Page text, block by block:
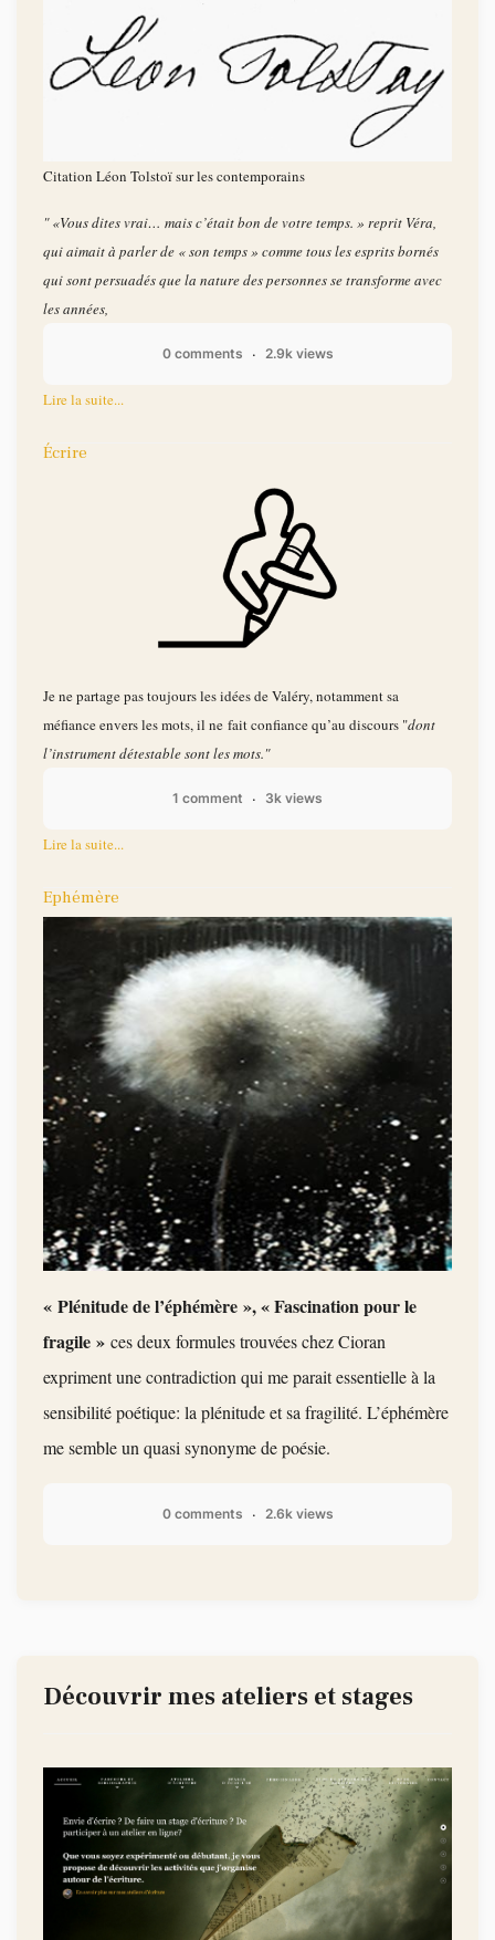
Citation Léon Tolstoï sur les contemporains
" «Vous dites vrai… mais c’était bon de votre temps. » reprit Véra,
qui aimait à parler de « son temps » comme tous les esprits bornés
qui sont persuadés que la nature des personnes se transforme avec
les années,
0 comments 2.9k views
Lire la suite...
Écrire
Je ne partage pas toujours les idées de Valéry, notamment sa
méfiance envers les mots, il ne fait confiance qu’au discours "dont
l’instrument détestable sont les mots."
1 comment 3k views
Lire la suite...
Ephémère
« Plénitude de l’éphémère », « Fascination pour le
fragile » ces deux formules trouvées chez Cioran
expriment une contradiction qui me parait essentielle à la
sensibilité poétique: la plénitude et sa fragilité. L’éphémère
me semble un quasi synonyme de poésie.
0 comments 2.6k views
Découvrir mes ateliers et stages